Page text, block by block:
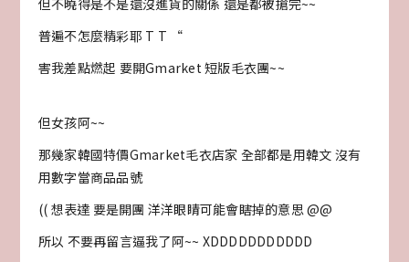
普遍不怎麼精彩耶 T T “
害我差點燃起 要開Gmarket 短版毛衣團~~
但女孩阿~~
那幾家韓國特價Gmarket毛衣店家 全部都是用韓文 沒有
用數字當商品品號
(( 想表達 要是開團 洋洋眼睛可能會瞎掉的意思 @@
所以 不要再留言逼我了阿~~ XDDDDDDDDDDD